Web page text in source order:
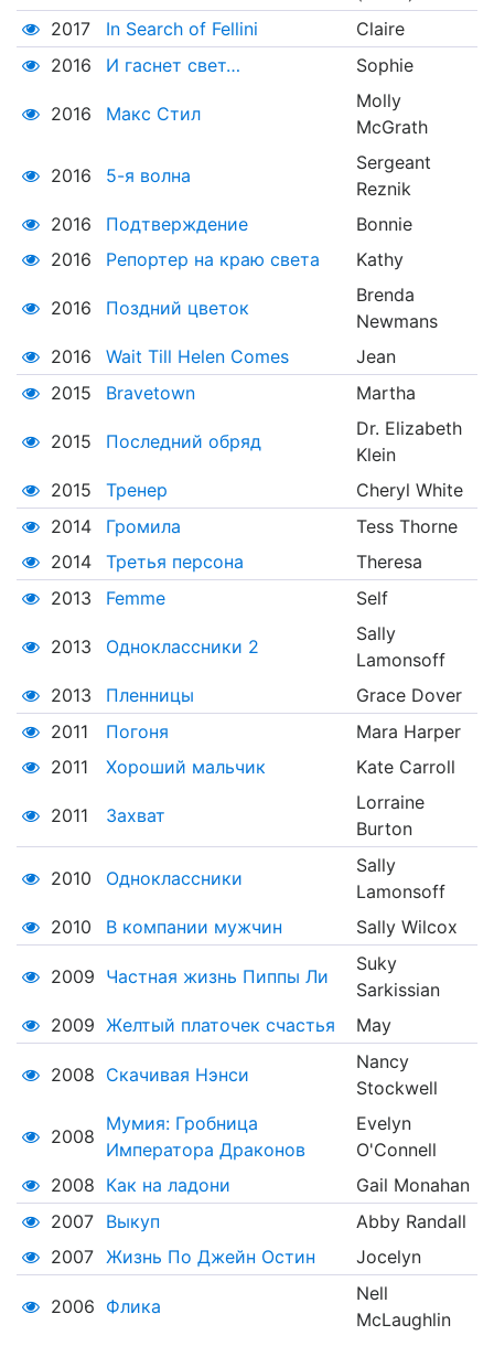
2017
In Search of Fellini
Claire
2016
И гаснет свет… Sophie
2016 Макс Стил
Molly
McGrath
2016 5-я волна
Sergeant
Reznik
2016
Подтверждение
Bonnie
2016
Репортер на краю света Kathy
2016 Поздний цветок
Brenda
Newmans
2016
Wait Till Helen Comes
Jean
2015
Bravetown Martha
2015 Последний обряд
Dr. Elizabeth
Klein
2015
Тренер
Cheryl White
2014
Громила
Tess Thorne
2014
Третья персона
Theresa
2013
Femme Self
2013 Одноклассники 2
Sally
Lamonsoff
2013
Пленницы
Grace Dover
2011
Погоня
Mara Harper
2011
Хороший мальчик Kate Carroll
2011 Захват
Lorraine
Burton
2010 Одноклассники
Sally
Lamonsoff
2010
В компании мужчин Sally Wilcox
2009 Частная жизнь Пиппы Ли
Suky
Sarkissian
2009 Желтый платочек счастья May
2008 Скачивая Нэнси
Nancy
Stockwell
2008
Мумия: Гробница
Императора Драконов
Evelyn
O'Connell
2008 Как на ладони
Gail Monahan
2007
Выкуп
Abby Randall
2007 Жизнь По Джейн Остин Jocelyn
2006 Флика
Nell
McLaughlin